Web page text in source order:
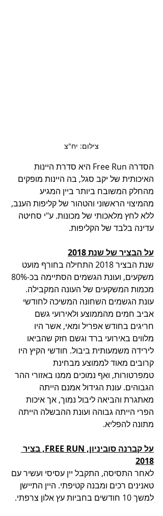
צילום: יח"צ
הסדרה Free Run היא סדרת היינות
האיכותית של יקב סגל, בה היינות מופקים
מהחלק המשובח ביותר ביין המגיע
מהמיצוי הראשוני והטהור של קליפות הענב,
ללא לחץ מלאכותי של מכונות. ע"י סחיטה
עדינה בלבד של הקליפות.
על הבציר של שנת 2018
שנת הבציר 2018 התחילה בחורף מועט
מכמות המשקעים של העונה המקבילה.
עונת הגשמים השחונה המשיכה לחודשי
אביב חמים מהממוצע ולאירועי גשם
חריגים בחודש אפריל ומאי, אשר היו
מלווים באירועי ברד וגשם חזק שהביאו
לירידה משמעותית ביבול. חודשי הקיץ היו
קרובים מאוד לממוצע מבחינת
טמפרטורות, ואף נמוכים ממנו באזורי ההר
הגבוהים. עונת הגידול אמנם הייתה
מאתגרת והביאה ליבול נמוך, אך איכות
הפרי הייתה גבוהה ועונת ההבשלה הייתה
מתונה להפליא.
על קברנה סוביניון, FREE RUN, בציר
2018
לאחר התסיסה, התקבל יין עסיסי ועשיר עם
טאנינים רכים ומבנה קטיפתי. היין התיישן
למשך 10 חודשים בחביות עץ אלון צרפתי.